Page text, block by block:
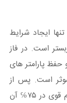
ایجاد شرایط
است. در فاز
پارامتر های
است. پس از
رشد میسیلیوم در بستر و ظهور بافت میسیلیوم قوی در ۷۵℅ آن